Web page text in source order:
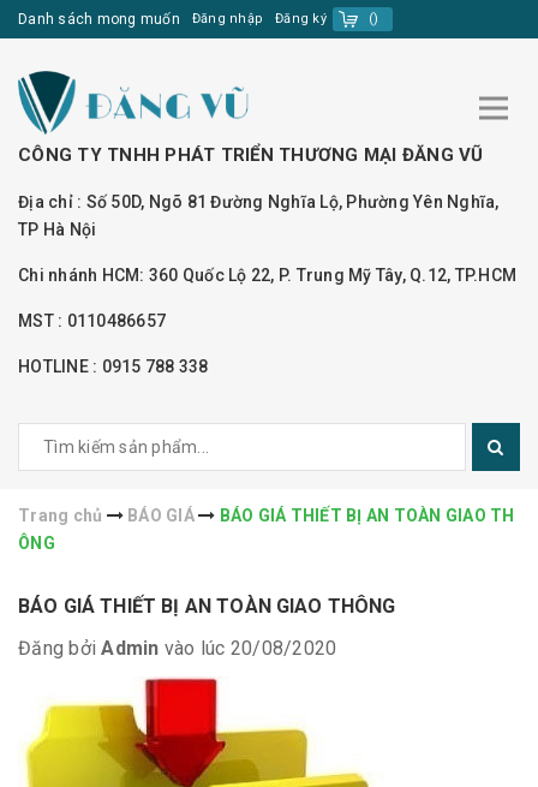
Danh sách mong muốn Đăng nhập Đăng ký ()
CÔNG TY TNHH PHÁT TRIỂN THƯƠNG MẠI ĐĂNG VŨ
Địa chỉ : Số 50D, Ngõ 81 Đường Nghĩa Lộ, Phường Yên Nghĩa,
TP Hà Nội
Chi nhánh HCM: 360 Quốc Lộ 22, P. Trung Mỹ Tây, Q.12, TP.HCM
MST : 0110486657
HOTLINE : 0915 788 338
Trang chủ BÁO GIÁ
BÁO GIÁ THIẾT BỊ AN TOÀN GIAO TH
ÔNG
BÁO GIÁ THIẾT BỊ AN TOÀN GIAO THÔNG
Đăng bởiAdmin vào lúc 20/08/2020